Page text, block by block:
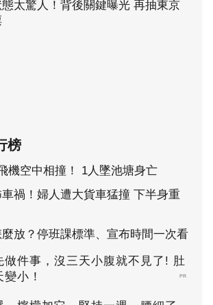
太驚人！背後關鍵曝光 再抽東京
榜
機空中相撞！ 1人墜池塘身亡
禍！婦人遭大貨車猛撞 下半身重
麼放？停班課標準、宣布時間一次看
做件事，沒三天小腹就不見了! 肚
小！
PR